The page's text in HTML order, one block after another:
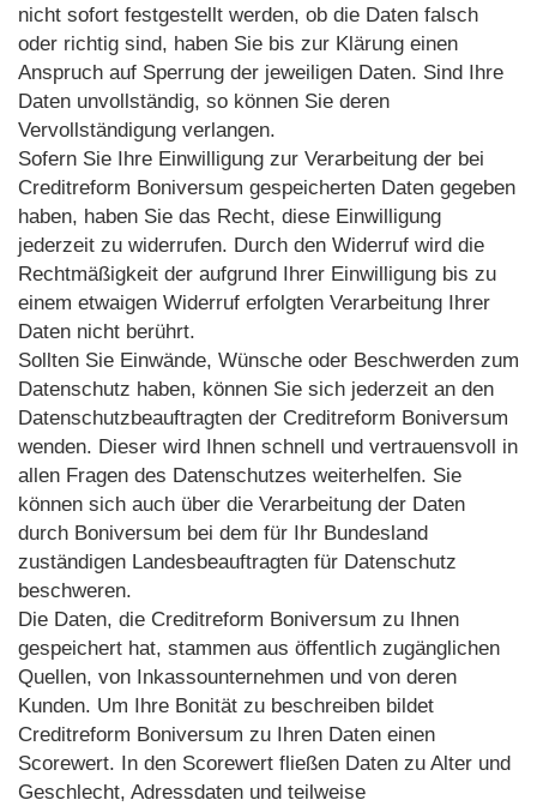
nicht sofort festgestellt werden, ob die Daten falsch
oder richtig sind, haben Sie bis zur Klärung einen
Anspruch auf Sperrung der jeweiligen Daten. Sind Ihre
Daten unvollständig, so können Sie deren
Vervollständigung verlangen.
Sofern Sie Ihre Einwilligung zur Verarbeitung der bei
Creditreform Boniversum gespeicherten Daten gegeben
haben, haben Sie das Recht, diese Einwilligung
jederzeit zu widerrufen. Durch den Widerruf wird die
Rechtmäßigkeit der aufgrund Ihrer Einwilligung bis zu
einem etwaigen Widerruf erfolgten Verarbeitung Ihrer
Daten nicht berührt.
Sollten Sie Einwände, Wünsche oder Beschwerden zum
Datenschutz haben, können Sie sich jederzeit an den
Datenschutzbeauftragten der Creditreform Boniversum
wenden. Dieser wird Ihnen schnell und vertrauensvoll in
allen Fragen des Datenschutzes weiterhelfen. Sie
können sich auch über die Verarbeitung der Daten
durch Boniversum bei dem für Ihr Bundesland
zuständigen Landesbeauftragten für Datenschutz
beschweren.
Die Daten, die Creditreform Boniversum zu Ihnen
gespeichert hat, stammen aus öffentlich zugänglichen
Quellen, von Inkassounternehmen und von deren
Kunden. Um Ihre Bonität zu beschreiben bildet
Creditreform Boniversum zu Ihren Daten einen
Scorewert. In den Scorewert fließen Daten zu Alter und
Geschlecht, Adressdaten und teilweise